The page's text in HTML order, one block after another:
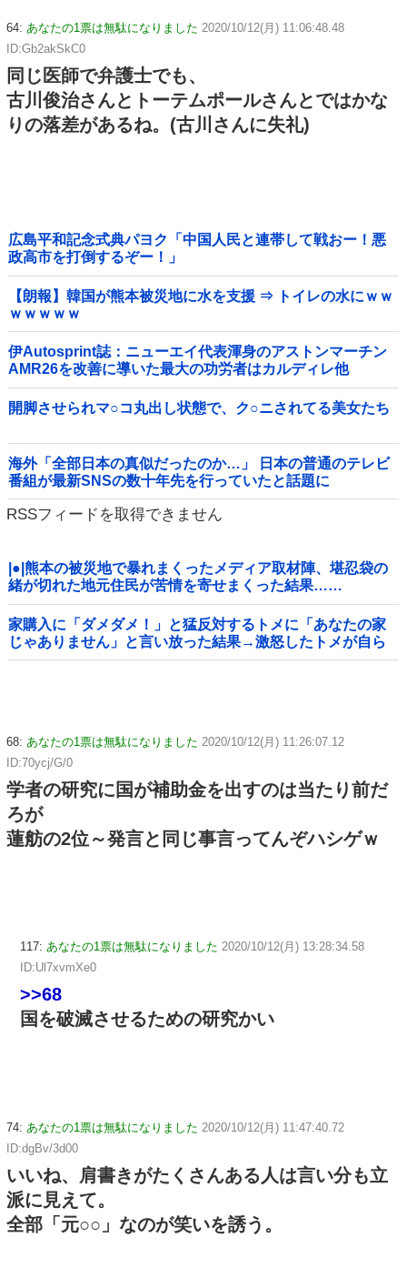
64: あなたの1票は無駄になりました 2020/10/12(月) 11:06:48.48
ID:Gb2akSkC0
同じ医師で弁護士でも、
古川俊治さんとトーテムポールさんとではかな
りの落差があるね。(古川さんに失礼)
広島平和記念式典パヨク「中国人民と連帯して戦おー！悪
政高市を打倒するぞー！」
【朗報】韓国が熊本被災地に水を支援 ⇒ トイレの水にｗｗ
ｗｗｗｗｗ
伊Autosprint誌：ニューエイ代表渾身のアストンマーチン
AMR26を改善に導いた最大の功労者はカルディレ他
開脚させられマ○コ丸出し状態で、ク○ニされてる美女たち
海外「全部日本の真似だったのか…」 日本の普通のテレビ
番組が最新SNSの数十年先を行っていたと話題に
RSSフィードを取得できません
|●|熊本の被災地で暴れまくったメディア取材陣、堪忍袋の
緒が切れた地元住民が苦情を寄せまくった結果……
家購入に「ダメダメ！」と猛反対するトメに「あなたの家
じゃありません」と言い放った結果→激怒したトメが自ら
〇〇を口にして最高の展開へｗｗｗｗｗｗ
68: あなたの1票は無駄になりました 2020/10/12(月) 11:26:07.12
ID:70ycj/G/0
学者の研究に国が補助金を出すのは当たり前だ
ろが
蓮舫の2位～発言と同じ事言ってんぞハシゲｗ
117: あなたの1票は無駄になりました 2020/10/12(月) 13:28:34.58
ID:Ul7xvmXe0
>>68
国を破滅させるための研究かい
74: あなたの1票は無駄になりました 2020/10/12(月) 11:47:40.72
ID:dgBv/3d00
いいね、肩書きがたくさんある人は言い分も立
派に見えて。
全部「元○○」なのが笑いを誘う。